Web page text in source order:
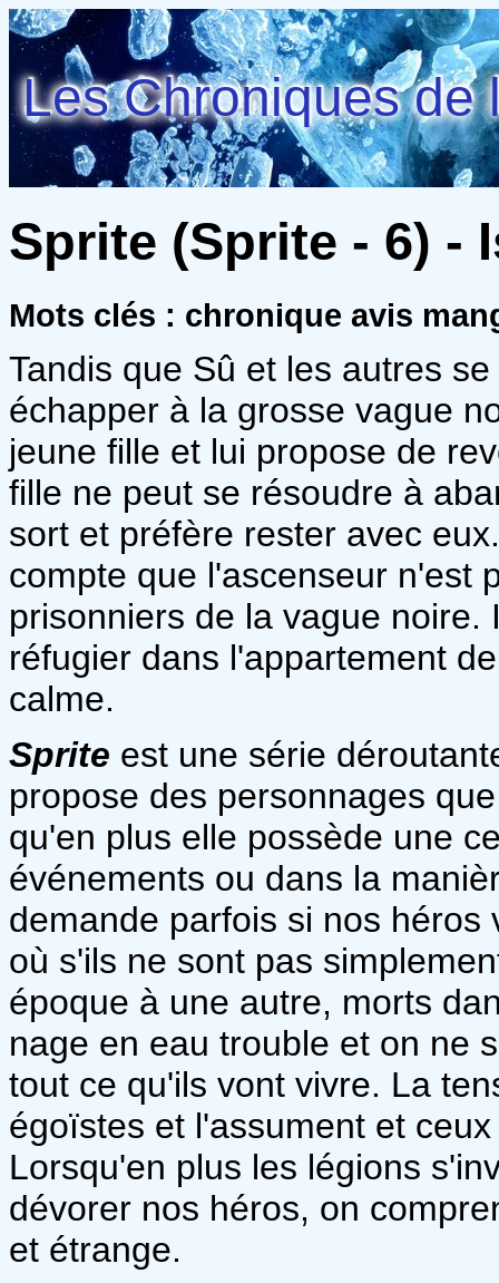
Les Chroniques de
Sprite (Sprite - 6) -
Mots clés : chronique avis
Tandis que Sû et les autres
échapper à la grosse vague
jeune fille et lui propose de
fille ne peut se résoudre à
sort et préfère rester avec
compte que l'ascenseur n'est
prisonniers de la vague
réfugier dans l'appartement
calme.
Sprite est une série
propose des personnages
qu'en plus elle possède une
événements ou dans la
demande parfois si nos
où s'ils ne sont pas
époque à une autre, morts
nage en eau trouble et on ne
tout ce qu'ils vont vivre. La
égoïstes et l'assument et
Lorsqu'en plus les légions
dévorer nos héros, on
et étrange.